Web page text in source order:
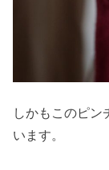
しかもこのピン
います。